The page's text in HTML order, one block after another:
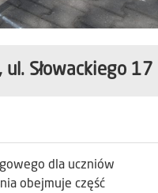
ul. Słowackiego 17
dla uczniów
obejmuje część